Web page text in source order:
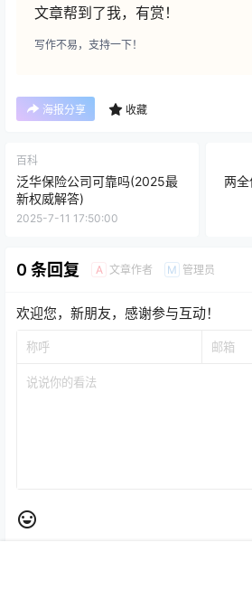
文章帮到了我，有赏！
写作不易，支持一下！
海报分享 收藏
百科
泛华保险公司可靠吗(2025最
新权威解答)
2025-7-11 17:50:00
两全
0 条回复 A 文章作者 M 管理员
欢迎您，新朋友，感谢参与互动！